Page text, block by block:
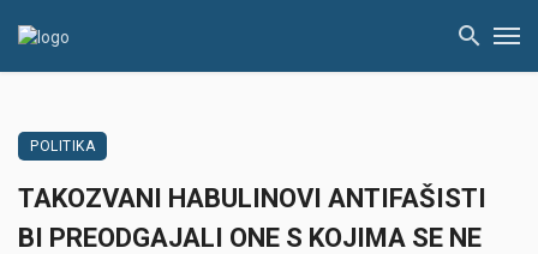
POLITIKA
TAKOZVANI HABULINOVI ANTIFAŠISTI
BI PREODGAJALI ONE S KOJIMA SE NE